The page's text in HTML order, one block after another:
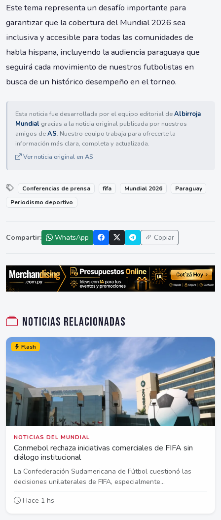
Este tema representa un desafío importante para
garantizar que la cobertura del Mundial 2026 sea
inclusiva y accesible para todas las comunidades de
habla hispana, incluyendo la audiencia paraguaya que
seguirá cada movimiento de nuestros futbolistas en
busca de un histórico desempeño en el torneo.
Esta noticia fue desarrollada por el equipo editorial deAlbirroja
Mundial gracias a la noticia original publicada por nuestros
amigos deAS. Nuestro equipo trabaja para ofrecerte la
información más clara, completa y actualizada.
Ver noticia original en AS
Conferencias de prensa fifa Mundial 2026
Paraguay
Periodismo deportivo
Compartir: WhatsApp Copiar
Noticias relacionadas
Flash
NOTICIAS DEL MUNDIAL
Conmebol rechaza iniciativas comerciales de FIFA sin
diálogo institucional
La Confederación Sudamericana de Fútbol cuestionó las
decisiones unilaterales de FIFA, especialmente...
Hace 1 hs